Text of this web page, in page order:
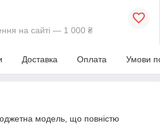
на сайті — 1 000 ₴
Доставка Оплата Умови
модель, що повністю